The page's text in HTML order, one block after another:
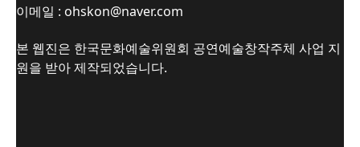
이메일 : ohskon@naver.com
본 웹진은 한국문화예술위원회 공연예술창작주체 사업 지
원을 받아 제작되었습니다.